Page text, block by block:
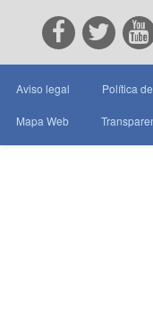
Aviso legal Política
Mapa Web